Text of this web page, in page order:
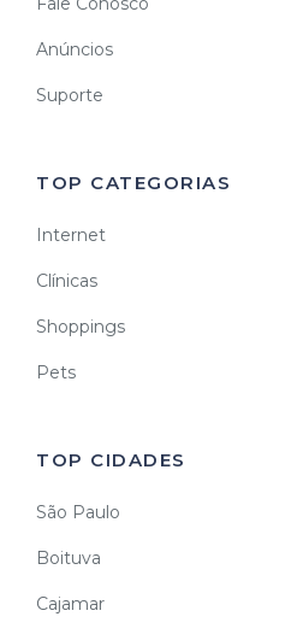
Anúncios
Suporte
TOP CATEGORIAS
Internet
Clínicas
Shoppings
Pets
TOP CIDADES
São Paulo
Boituva
Cajamar